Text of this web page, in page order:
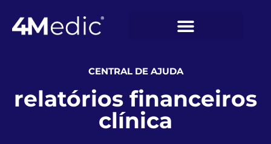
CENTRAL DE AJUDA
relatórios financeiros
clínica